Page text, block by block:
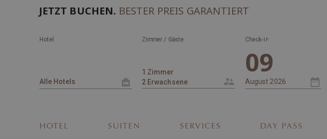
JETZT BUCHEN. BESTER PREIS GARANTIERT
Hotel Zimmer / Gäste Check-in
09
HOTEL SUITEN SERVICES DAY PASS